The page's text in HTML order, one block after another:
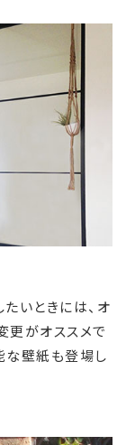
いときには、オ
更がオススメで
な壁紙も登場し